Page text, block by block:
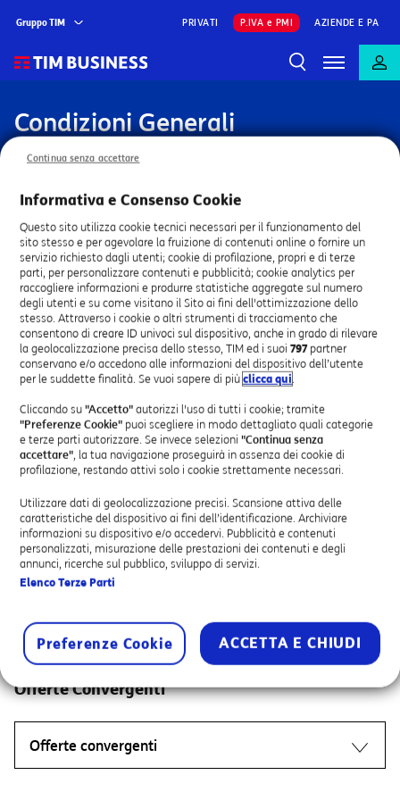
Gruppo TIM PRIVATI P.IVA e PMI AZIENDE E PA
Condizioni Generali
Le Condizioni Generali di Contratto che disciplinano la
Condizioni Generali
Offerte Fisso
Offerte Fisso
Condizioni generali di contratto per l’accesso
al servizio telefonico di base
Condizioni generali di contratto del servizio
Broadband e Ultrabroadband
Condizioni generali del servizio FWA Voce e
Dati
Condizioni generali del servizio TIM ComUnica
Condizioni generali del servizio TIM Trunking
ComUnica Top
Condizioni generali del servizio Hyperway
Condizioni generali del servizio FWA
Hyperway
Offerte IT
Offerte IT
Condizioni generali di contratto dei servizi ICT
(Information & Communication Technology)
Condizioni generali dei servizi/soluzioni ICT e/o
prodotti e apparati
Condizioni generali del servizio TIM Mobile
Condizioni generali di contratto per i servizi
infrastrutturali ICT
Offerte Mobile
Condizioni generali MultiBusiness
Aziende
Condizioni generali del servizio di Mobile
Offerte Convergenti
Offerte convergenti
Informativa e Consenso Cookie
Questo sito utilizza cookie tecnici necessari per il funzionamento del
sito stesso e per agevolare la fruizione di contenuti online o fornire un
servizio richiesto dagli utenti; cookie di profilazione, propri e di terze
parti, per personalizzare contenuti e pubblicità; cookie analytics per
raccogliere informazioni e produrre statistiche aggregate sul numero
degli utenti e su come visitano il Sito ai fini dell'ottimizzazione dello
stesso. Attraverso i cookie o altri strumenti di tracciamento che
consentono di creare ID univoci sul dispositivo, anche in grado di rilevare
la geolocalizzazione precisa dello stesso, TIM ed i suoi 797partner
conservano e/o accedono alle informazioni del dispositivo dell’utente
per le suddette finalità. Se vuoi sapere di più clicca qui.
Cliccando su "Accetto" autorizzi l'uso di tutti i cookie; tramite
"Preferenze Cookie" puoi scegliere in modo dettagliato quali categorie
e terze parti autorizzare. Se invece selezioni "Continua senza
accettare", la tua navigazione proseguirà in assenza dei cookie di
profilazione, restando attivi solo i cookie strettamente necessari.
Utilizzare dati di geolocalizzazione precisi. Scansione attiva delle
caratteristiche del dispositivo ai fini dell’identificazione. Archiviare
informazioni su dispositivo e/o accedervi. Pubblicità e contenuti
personalizzati, misurazione delle prestazioni dei contenuti e degli
annunci, ricerche sul pubblico, sviluppo di servizi.
Elenco Terze Parti
Preferenze Cookie ACCETTA E CHIUDI
Continua senza accettare